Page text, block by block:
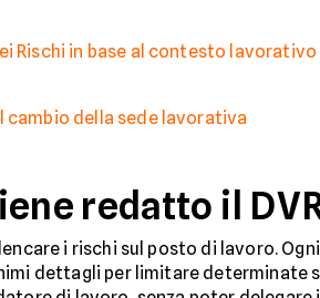
Rischi in base al contesto lavorativo
cambio della sede lavorativa
redatto il
i rischi sul posto di lavoro.
dettagli per limitare determinate